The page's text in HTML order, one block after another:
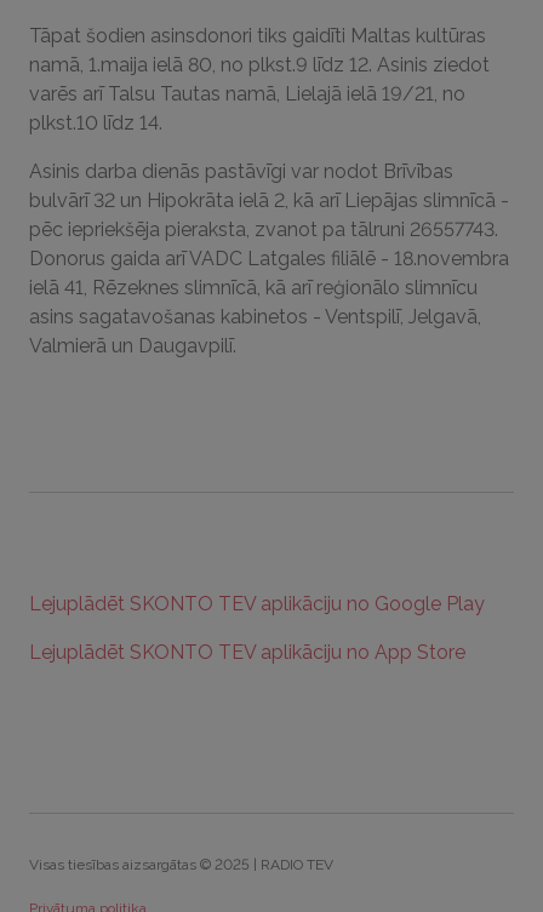
Tāpat šodien asinsdonori tiks gaidīti Maltas kultūras
namā, 1.maija ielā 80, no plkst.9 līdz 12. Asinis ziedot
varēs arī Talsu Tautas namā, Lielajā ielā 19/21, no
plkst.10 līdz 14.
Asinis darba dienās pastāvīgi var nodot Brīvības
bulvārī 32 un Hipokrāta ielā 2, kā arī Liepājas slimnīcā -
pēc iepriekšēja pieraksta, zvanot pa tālruni 26557743.
Donorus gaida arī VADC Latgales filiālē - 18.novembra
ielā 41, Rēzeknes slimnīcā, kā arī reģionālo slimnīcu
asins sagatavošanas kabinetos - Ventspilī, Jelgavā,
Valmierā un Daugavpilī.
Lejuplādēt SKONTO TEV aplikāciju no Google Play
Lejuplādēt SKONTO TEV aplikāciju no App Store
Visas tiesības aizsargātas © 2025 | RADIO TEV
Privātuma politika